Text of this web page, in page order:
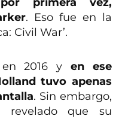
. Eso fue en la
Civil War’.
2016 y en ese
tuvo apenas
. Sin embargo,
revelado que su